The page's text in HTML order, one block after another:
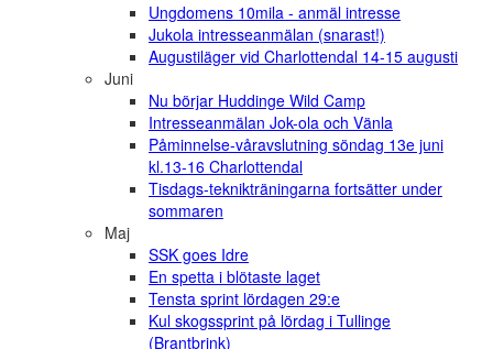
Ungdomens 10mila - anmäl intresse
Jukola intresseanmälan (snarast!)
Augustiläger vid Charlottendal 14-15 augusti
Juni
Nu börjar Huddinge Wild Camp
Intresseanmälan Jok-ola och Vänla
Påminnelse-våravslutning söndag 13e juni
kl.13-16 Charlottendal
Tisdags-teknikträningarna fortsätter under
sommaren
Maj
SSK goes Idre
En spetta i blötaste laget
Tensta sprint lördagen 29:e
Kul skogssprint på lördag i Tullinge
(Brantbrink)